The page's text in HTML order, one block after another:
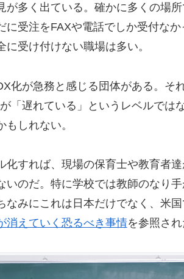
が多く出ている。確かに多くの場
に受注をFAXや電話でしか受付な
に受け付けない職場は多い。
化が急務と感じる団体がある。そ
「遅れている」というレベルでは
もしれない。
化すれば、現場の保育士や教育者
いのだ。特に学校では教師のなり
なみにこれは日本だけでなく、米
消えていく恐るべき事情を参照され